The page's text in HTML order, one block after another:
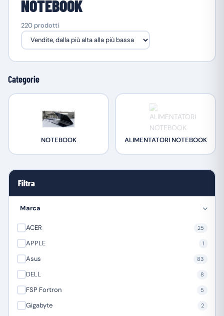
NOTEBOOK
220 prodotti
Categorie
NOTEBOOK ALIMENTATORI NOTEBOOK
Filtra
Marca
ACER 25
APPLE 1
Asus 83
DELL 8
FSP Fortron 5
Gigabyte 2